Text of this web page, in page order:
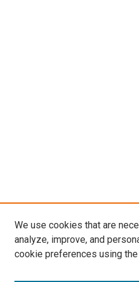
We use cookies that are
analyze, improve, and
cookie preferences using the